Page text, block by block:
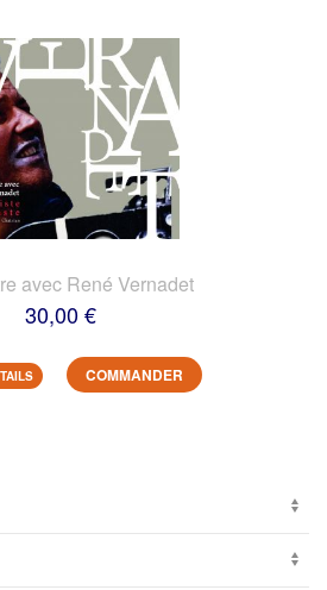
avec René Vernadet
30,00 €
COMMANDER